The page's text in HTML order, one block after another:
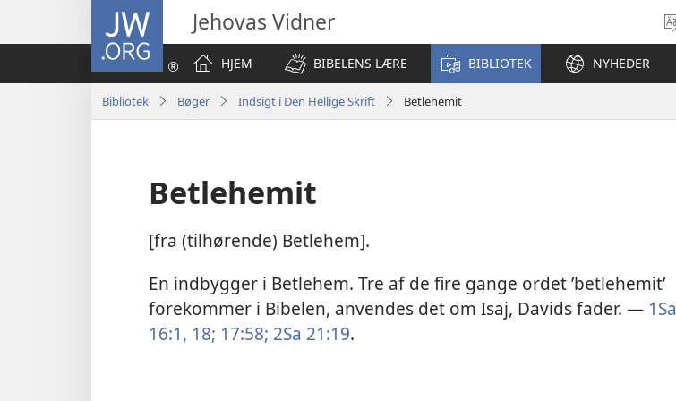
JW.ORG Jehovas Vidner
HJEM
BIBELENS LÆRE BIBLIOTEK NYHEDER
Bibliotek Bøger Indsigt i Den Hellige Skrift Betlehemit
Betlehemit
[fra (tilhørende) Betlehem].
En indbygger i Betlehem. Tre af de fire gange ordet ’betlehemit’
forekommer i Bibelen, anvendes det om Isaj, Davids fader. — 1Sa
16:1, 18; 17:58; 2Sa 21:19.